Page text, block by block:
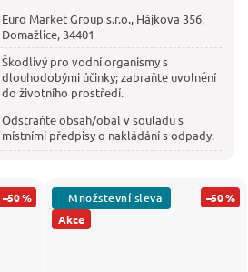
Euro Market Group s.r.o., Hájkova 356,
Domažlice, 34401
Škodlivý pro vodní organismy s
dlouhodobými účinky; zabraňte uvolnění
do životního prostředí.
Odstraňte obsah/obal v souladu s
místními předpisy o nakládání s odpady.
–50 %
Akce
–50 %